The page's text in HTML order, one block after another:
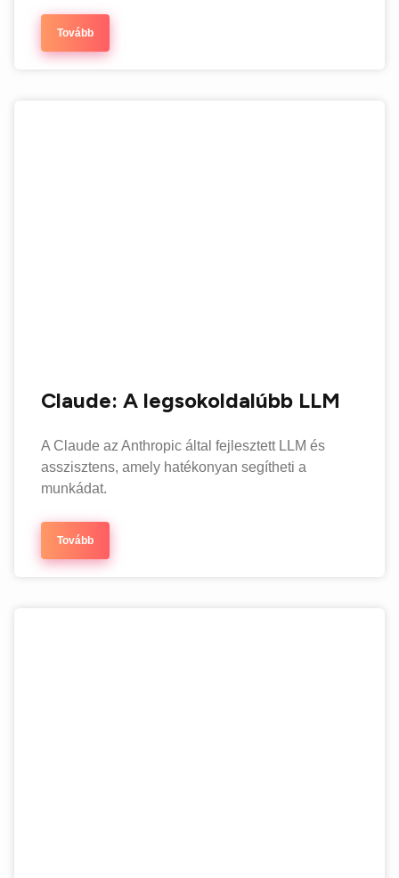
Tovább
Claude: A legsokoldalúbb LLM
A Claude az Anthropic által fejlesztett LLM és
asszisztens, amely hatékonyan segítheti a
munkádat.
Tovább